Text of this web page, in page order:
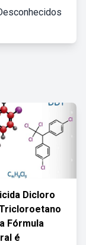
Dicloro
Fórmula
é